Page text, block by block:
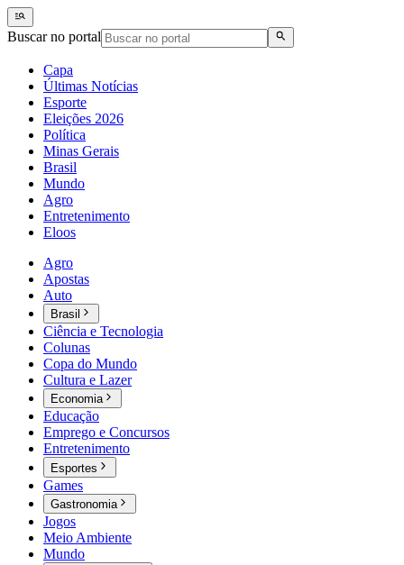
Buscar no portal
Capa
Últimas Notícias
Esporte
Eleições 2026
Política
Minas Gerais
Brasil
Mundo
Agro
Entretenimento
Eloos
Agro
Apostas
Auto
Brasil
Ciência e Tecnologia
Colunas
Copa do Mundo
Cultura e Lazer
Economia
Educação
Emprego e Concursos
Entretenimento
Esportes
Games
Gastronomia
Jogos
Meio Ambiente
Mundo